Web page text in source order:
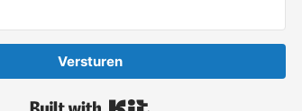
Versturen